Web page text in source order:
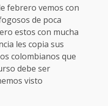
febrero vemos con
de poca
estos con mucha
les copia sus
colombianos que
debe ser
visto